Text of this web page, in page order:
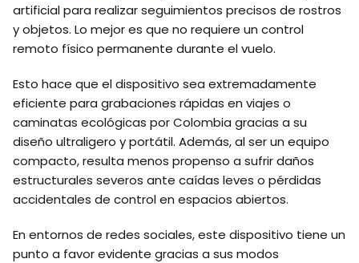
artificial para realizar seguimientos precisos de rostros
y objetos. Lo mejor es que no requiere un control
remoto físico permanente durante el vuelo.
Esto hace que el dispositivo sea extremadamente
eficiente para grabaciones rápidas en viajes o
caminatas ecológicas por Colombia gracias a su
diseño ultraligero y portátil. Además, al ser un equipo
compacto, resulta menos propenso a sufrir daños
estructurales severos ante caídas leves o pérdidas
accidentales de control en espacios abiertos.
En entornos de redes sociales, este dispositivo tiene un
punto a favor evidente gracias a sus modos